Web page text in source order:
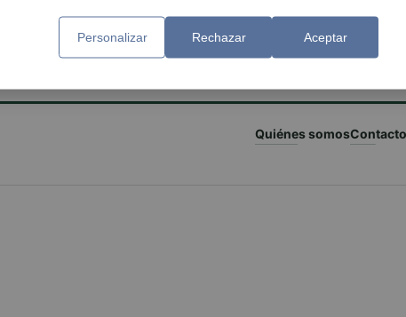
Quiénes somosContacto
Personalizar Rechazar Aceptar